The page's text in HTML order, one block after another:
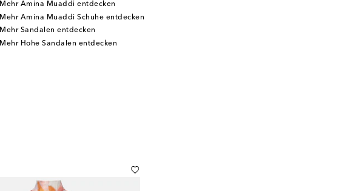
Mehr Amina Muaddi entdecken
Mehr Amina Muaddi Schuhe entdecken
Mehr Sandalen entdecken
Mehr Hohe Sandalen entdecken